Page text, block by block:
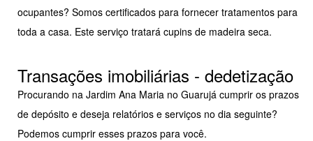
ocupantes? Somos certificados para fornecer tratamentos para
toda a casa. Este serviço tratará cupins de madeira seca.
Transações imobiliárias - dedetização
Procurando na Jardim Ana Maria no Guarujá cumprir os prazos
de depósito e deseja relatórios e serviços no dia seguinte?
Podemos cumprir esses prazos para você.